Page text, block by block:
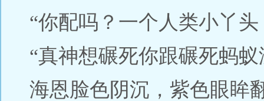
“你配吗？一个人类小丫
“真神想碾死你跟碾死蚂蚁
海恩脸色阴沉，紫色眼眸